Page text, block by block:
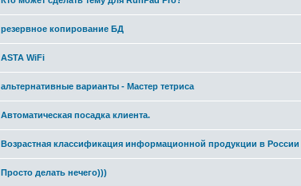
резервное копирование БД
ASTA WiFi
альтернативные варианты - Мастер тетриса
Автоматическая посадка клиента.
Возрастная классификация информационной продукции в России
Просто делать нечего)))